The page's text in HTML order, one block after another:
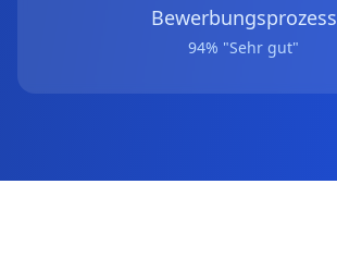
Bewerbungsprozess
94% "Sehr gut"